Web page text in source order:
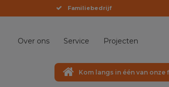
Familiebedrijf
Over ons Service Projecten
Kom langs in één van onze